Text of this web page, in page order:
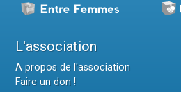
L'association
A propos de l'association
Faire un don !